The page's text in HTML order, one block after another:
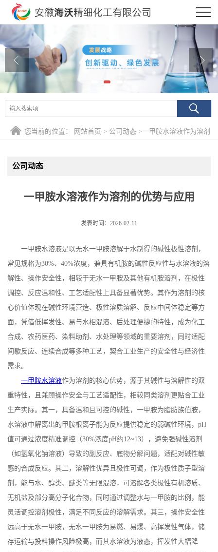
公司首页
公司介绍
公司动态
产品展厅
在线留言
您当前的位置： 网站首页 > 公司动态 >一甲胺水溶液作为溶剂
公司动态
一甲胺水溶液作为溶剂的优势与应用
发表时间：2026-02-11
一甲胺水溶液是以无水一甲胺溶解于水制得的碱性极性溶剂，
常见规格为30%、 40%浓度，兼具有机胺的碱性反应性与水溶液的溶
解性、操作安全性，相较于无水一甲胺及其他有机胺溶剂，在极性
调控、反应温和性、工艺适配性上具备显著优势。其作为溶剂的核
心价值体现在碱性环境营造、极性溶质溶解、反应中间体稳定等方
面，凭借低挥发性、易与水相混溶、后处理便捷的特性，成为化工
合成、农药医药、染料助剂、水处理等领域的重要溶剂，同时适配
间歇反应、连续合成等多种工艺，契合工业生产的安全性与经济性
需求。
一甲胺水溶液作为溶剂的核心优势，源于其碱性与溶解性的双
重特性，且兼顾操作安全与工艺适配性，相较同类溶剂更贴合工业
生产实际。其一，具备温和且可控的碱性，一甲胺为脂肪族伯胺，
水溶液中解离出的甲胺根离子能为反应提供稳定的弱碱性环境， pH
值可通过浓度精准调控（30%浓度pH约12~13），避免强碱性溶剂
（如氢氧化钠溶液）导致的副反应、底物分解问题，适配对碱性敏
感的合成反应。其二，溶解性优异且极性可调，作为极性质子型溶
剂，能与水、醇类、醚类等无限混溶，可溶解各类极性有机溶质、
无机盐及部分高分子化合物，同时通过调整水与一甲胺的比例，能
灵活调控溶剂极性，满足不同反应的溶解需求。其三，操作安全性
远高于无水一甲胺，无水一甲胺为易燃、易爆、高挥发性气体，储
存运输与投料操作风险极高，而其水溶液为液态，挥发性大幅降